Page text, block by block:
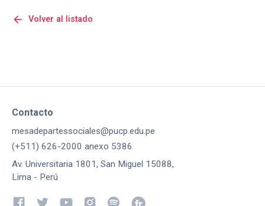
arrow_back Volver al listado
Contacto
mesadepartessociales@pucp.edu.pe
(+511) 626-2000 anexo 5386
Av. Universitaria 1801, San Miguel 15088,
Lima - Perú